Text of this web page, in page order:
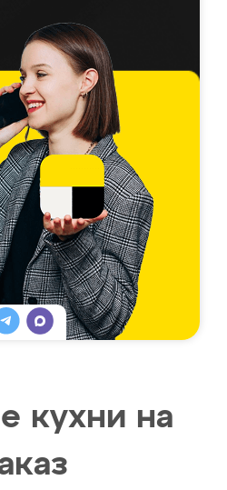
кухни на